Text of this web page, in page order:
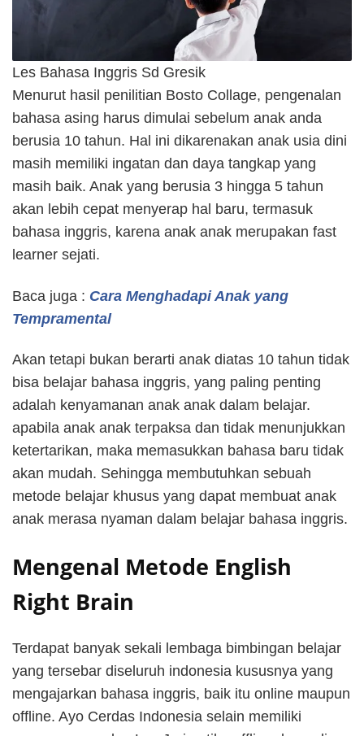
Les Bahasa Inggris Sd Gresik
Menurut hasil penilitian Bosto Collage, pengenalan
bahasa asing harus dimulai sebelum anak anda
berusia 10 tahun. Hal ini dikarenakan anak usia dini
masih memiliki ingatan dan daya tangkap yang
masih baik. Anak yang berusia 3 hingga 5 tahun
akan lebih cepat menyerap hal baru, termasuk
bahasa inggris, karena anak anak merupakan fast
learner sejati.
Baca juga : Cara Menghadapi Anak yang
Tempramental
Akan tetapi bukan berarti anak diatas 10 tahun tidak
bisa belajar bahasa inggris, yang paling penting
adalah kenyamanan anak anak dalam belajar.
apabila anak anak terpaksa dan tidak menunjukkan
ketertarikan, maka memasukkan bahasa baru tidak
akan mudah. Sehingga membutuhkan sebuah
metode belajar khusus yang dapat membuat anak
anak merasa nyaman dalam belajar bahasa inggris.
Mengenal Metode English
Right Brain
Terdapat banyak sekali lembaga bimbingan belajar
yang tersebar diseluruh indonesia kususnya yang
mengajarkan bahasa inggris, baik itu online maupun
offline. Ayo Cerdas Indonesia selain memiliki